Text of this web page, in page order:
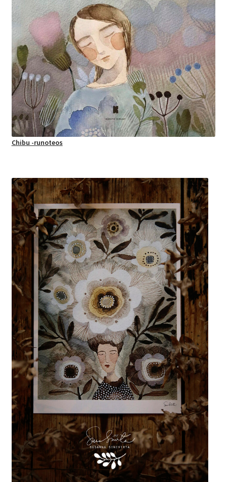
Chibu -runoteos